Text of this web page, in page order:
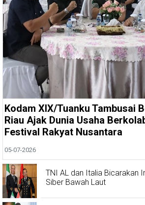
Kodam XIX/Tuanku Tambusai
Riau Ajak Dunia Usaha
Festival Rakyat Nusantara
05-07-2026
TNI AL dan Italia Bicarakan
Siber Bawah Laut